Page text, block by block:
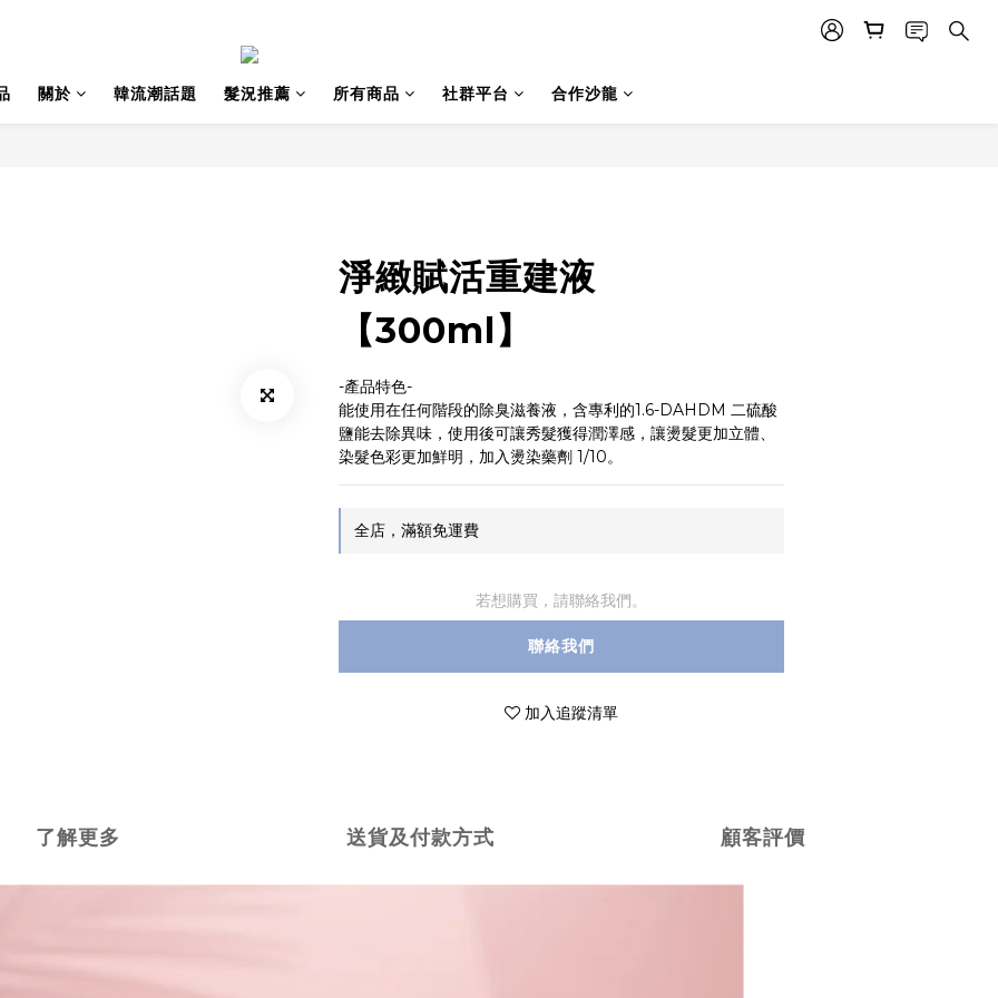
關於 韓流潮話題 髮況推薦 所有商品 社群平台 合作沙龍
淨緻賦活重建液
【300ml】
-產品特色-
能使用在任何階段的除臭滋養液，含專利的1.6-DAHDM 二硫酸
鹽能去除異味，使用後可讓秀髮獲得潤澤感，讓燙髮更加立體、
染髮色彩更加鮮明，加入燙染藥劑 1/10。
全店，滿額免運費
若想購買，請聯絡我們。
聯絡我們
加入追蹤清單
了解更多 送貨及付款方式 顧客評價